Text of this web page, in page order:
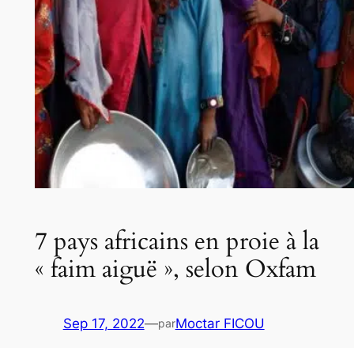
7 pays africains en proie à la
« faim aiguë », selon Oxfam
Sep 17, 2022—parMoctar FICOU